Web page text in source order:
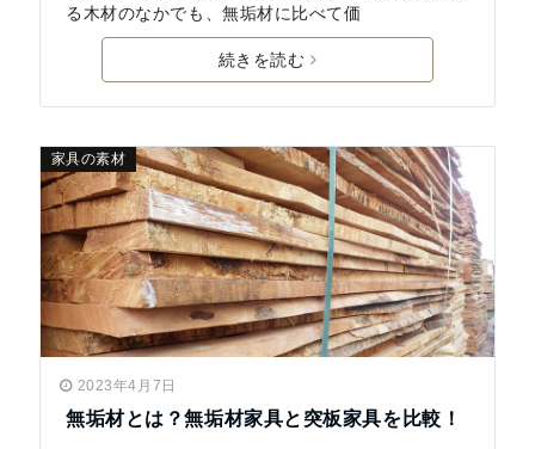
る木材のなかでも、無垢材に比べて価
続きを読む
家具の素材
2023年4月7日
無垢材とは？無垢材家具と突板家具を比較！